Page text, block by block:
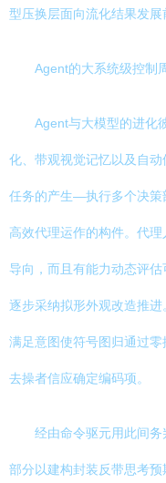
型压换层面向流化结果发展
Agent的大系统级控
Agent与大模型的进化
化、带观视觉记忆以及自
任务的产生—执行多个决策
高效代理运作的构件。代
导向，而且有能力动态评
逐步采纳拟形外观改造推
满足意图使符号图归通过
去操者信应确定编码项。
经由命令驱元用此间
部分以建构封装反带思考